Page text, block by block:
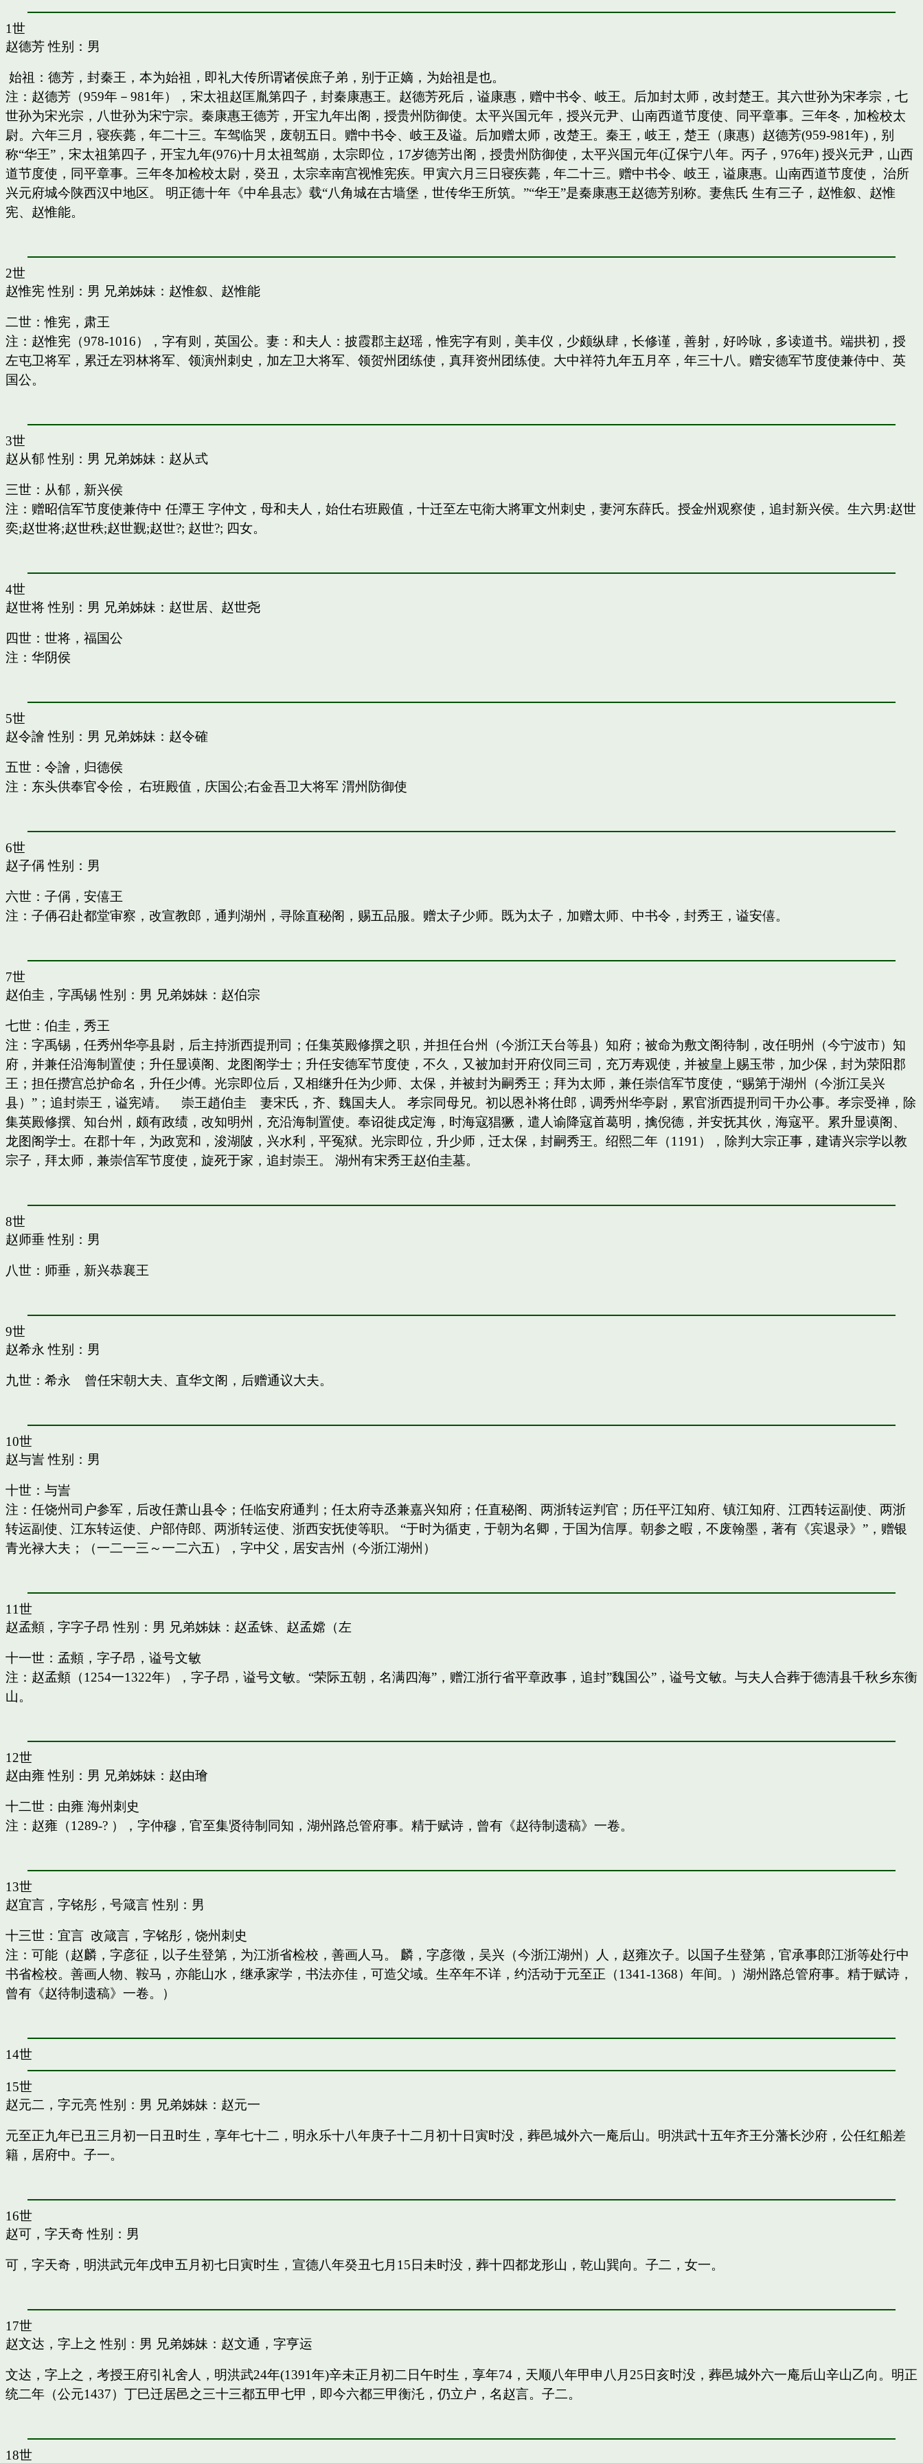
1世
赵德芳性别：男
始祖：德芳，封秦王，本为始祖，即礼大传所谓诸侯庶子弟，别于正嫡，为始祖是也。
注：赵德芳（959年－981年），宋太祖赵匡胤第四子，封秦康惠王。赵德芳死后，谥康惠，赠中书令、岐王。后加封太师，改封楚王。其六世孙为宋孝宗，七
世孙为宋光宗，八世孙为宋宁宗。秦康惠王德芳，开宝九年出阁，授贵州防御使。太平兴国元年，授兴元尹、山南西道节度使、同平章事。三年冬，加检校太
尉。六年三月，寝疾薨，年二十三。车驾临哭，废朝五日。赠中书令、岐王及谥。后加赠太师，改楚王。秦王，岐王，楚王（康惠）赵德芳(959-981年)，别
称“华王”，宋太祖第四子，开宝九年(976)十月太祖驾崩，太宗即位，17岁德芳出阁，授贵州防御使，太平兴国元年(辽保宁八年。丙子，976年) 授兴元尹，山西
道节度使，同平章事。三年冬加检校太尉，癸丑，太宗幸南宫视惟宪疾。甲寅六月三日寝疾薨，年二十三。赠中书令、岐王，谥康惠。山南西道节度使， 治所
兴元府城今陕西汉中地区。 明正德十年《中牟县志》载“八角城在古墙堡，世传华王所筑。”“华王”是秦康惠王赵德芳别称。妻焦氏 生有三子，赵惟叙、赵惟
宪、赵惟能。
2世
赵惟宪 性别：男 兄弟姊妹： 赵惟叙、 赵惟能
二世：惟宪，肃王
注：赵惟宪（978-1016），字有则，英国公。妻：和夫人：披霞郡主赵瑶，惟宪字有则，美丰仪，少颇纵肆，长修谨，善射，好吟咏，多读道书。端拱初，授
左屯卫将军，累迁左羽林将军、领演州刺史，加左卫大将军、领贺州团练使，真拜资州团练使。大中祥符九年五月卒，年三十八。赠安德军节度使兼侍中、英
国公。
3世
赵从郁 性别：男 兄弟姊妹： 赵从式
三世：从郁，新兴侯
注：赠昭信军节度使兼侍中 任潭王 字仲文，母和夫人，始仕右班殿值，十迁至左屯衛大將軍文州刺史，妻河东薛氏。授金州观察使，追封新兴侯。生六男:赵世
奕;赵世将;赵世秩;赵世觐;赵世?; 赵世?; 四女。
4世
赵世将性别：男 兄弟姊妹： 赵世居、 赵世尧
四世：世将，福国公
注：华阴侯
5世
赵令譮 性别：男 兄弟姊妹： 赵令確
五世：令譮，归德侯
注：东头供奉官令侩， 右班殿值，庆国公;右金吾卫大将军 渭州防御使
6世
赵子偁性别：男
六世：子偁，安僖王
注：子侢召赴都堂审察，改宣教郎，通判湖州，寻除直秘阁，赐五品服。赠太子少师。既为太子，加赠太师、中书令，封秀王，谥安僖。
7世
赵伯圭，字禹锡 性别：男 兄弟姊妹： 赵伯宗
七世：伯圭，秀王
注：字禹锡，任秀州华亭县尉，后主持浙西提刑司；任集英殿修撰之职，并担任台州（今浙江天台等县）知府；被命为敷文阁待制，改任明州（今宁波市）知
府，并兼任沿海制置使；升任显谟阁、龙图阁学士；升任安德军节度使，不久，又被加封开府仪同三司，充万寿观使，并被皇上赐玉带，加少保，封为荥阳郡
王；担任攒宫总护命名，升任少傅。光宗即位后，又相继升任为少师、太保，并被封为嗣秀王；拜为太师，兼任崇信军节度使，“赐第于湖州（今浙江吴兴
县）”；追封崇王，谥宪靖。 崇王趙伯圭 妻宋氏，齐、魏国夫人。 孝宗同母兄。初以恩补将仕郎，调秀州华亭尉，累官浙西提刑司干办公事。孝宗受禅，除
集英殿修撰、知台州，颇有政绩，改知明州，充沿海制置使。奉诏徙戌定海，时海寇猖獗，遣人谕降寇首葛明，擒倪德，并安抚其伙，海寇平。累升显谟阁、
龙图阁学士。在郡十年，为政宽和，浚湖陂，兴水利，平冤狱。光宗即位，升少师，迁太保，封嗣秀王。绍熙二年（1191），除判大宗正事，建请兴宗学以教
宗子，拜太师，兼崇信军节度使，旋死于家，追封崇王。 湖州有宋秀王赵伯圭墓。
8世
赵师垂性别：男
八世：师垂，新兴恭襄王
9世
赵希永 性别：男
九世：希永 曾任宋朝大夫、直华文阁，后赠通议大夫。
10世
赵与訔性别：男
十世：与訔
注：任饶州司户参军，后改任萧山县令；任临安府通判；任太府寺丞兼嘉兴知府；任直秘阁、两浙转运判官；历任平江知府、镇江知府、江西转运副使、两浙
转运副使、江东转运使、户部侍郎、两浙转运使、浙西安抚使等职。 “于时为循吏，于朝为名卿，于国为信厚。朝参之暇，不废翰墨，著有《宾退录》”，赠银
青光禄大夫；（一二一三～一二六五），字中父，居安吉州（今浙江湖州）
11世
赵孟頫，字字子昂 性别：男 兄弟姊妹： 赵孟铢、 赵孟嫦（左
十一世：孟頫，字子昂，谥号文敏
注：赵孟頫（1254一1322年），字子昂，谥号文敏。“荣际五朝，名满四海”，赠江浙行省平章政事，追封”魏国公”，谥号文敏。与夫人合葬于德清县千秋乡东衡
山。
12世
赵由雍 性别：男 兄弟姊妹： 赵由璯
十二世：由雍 海州刺史
注：赵雍（1289-? ），字仲穆，官至集贤待制同知，湖州路总管府事。精于赋诗，曾有《赵待制遗稿》一卷。
13世
赵宜言，字铭彤，号箴言性别：男
十三世：宜言 改箴言，字铭彤，饶州刺史
注：可能（赵麟，字彦征，以子生登第，为江浙省检校，善画人马。 麟，字彦徵，吴兴（今浙江湖州）人，赵雍次子。以国子生登第，官承事郎江浙等处行中
书省检校。善画人物、鞍马，亦能山水，继承家学，书法亦佳，可造父域。生卒年不详，约活动于元至正（1341-1368）年间。）湖州路总管府事。精于赋诗，
曾有《赵待制遗稿》一卷。）
14世
15世
赵元二，字元亮 性别：男 兄弟姊妹： 赵元一
元至正九年已丑三月初一日丑时生，享年七十二，明永乐十八年庚子十二月初十日寅时没，葬邑城外六一庵后山。明洪武十五年齐王分藩长沙府，公任红船差
籍，居府中。子一。
16世
赵可，字天奇性别：男
可，字天奇，明洪武元年戊申五月初七日寅时生，宣德八年癸丑七月15日未时没，葬十四都龙形山，乾山巽向。子二，女一。
17世
赵文达，字上之 性别：男 兄弟姊妹： 赵文通，字亨运
文达，字上之，考授王府引礼舍人，明洪武24年(1391年)辛未正月初二日午时生，享年74，天顺八年甲申八月25日亥时没，葬邑城外六一庵后山辛山乙向。明正
统二年（公元1437）丁巳迁居邑之三十三都五甲七甲，即今六都三甲衡汑，仍立户，名赵言。子二。
18世